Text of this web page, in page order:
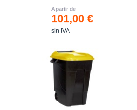
A partir de
101,00 €
sin IVA